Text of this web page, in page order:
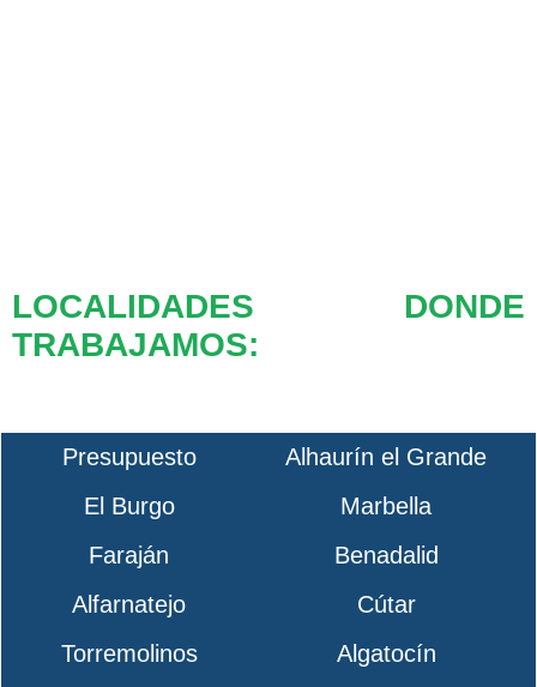
LOCALIDADES DONDE
TRABAJAMOS:
Presupuesto
Alhaurín el Grande
El Burgo
Marbella
Faraján
Benadalid
Alfarnatejo
Cútar
Torremolinos
Algatocín